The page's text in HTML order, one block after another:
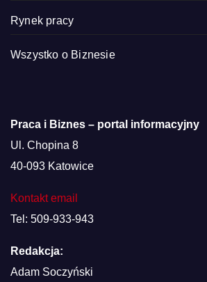
Rynek pracy
Wszystko o Biznesie
Praca i Biznes – portal informacyjny
Ul. Chopina 8
40-093 Katowice
Kontakt email
Tel: 509-933-943
Redakcja:
Adam Soczyński